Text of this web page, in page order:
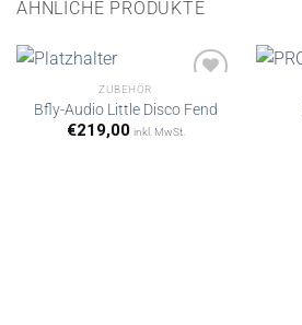
ÄHNLICHE PRODUKTE
Artikel
ZUBEHÖR
Bfly-Audio Little Disco Fend
€219,00 inkl. MwSt.